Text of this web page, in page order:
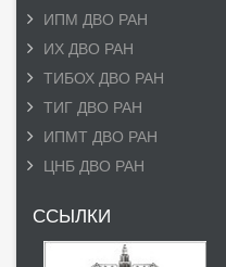
ИПМ ДВО РАН
ИХ ДВО РАН
ТИБОХ ДВО РАН
ТИГ ДВО РАН
ИПМТ ДВО РАН
ЦНБ ДВО РАН
ССЫЛКИ